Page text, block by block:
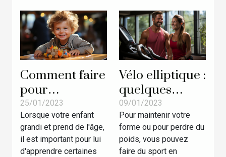
?
Comment faire
pour
développer la
motricité chez
les enfants ?
25/01/2023
Lorsque votre enfant
grandi et prend de l'âge,
il est important pour lui
d'apprendre certaines
Vélo elliptique :
quelques
critères pour
bien choisir
09/01/2023
Pour maintenir votre
forme ou pour perdre du
poids, vous pouvez
faire du sport en